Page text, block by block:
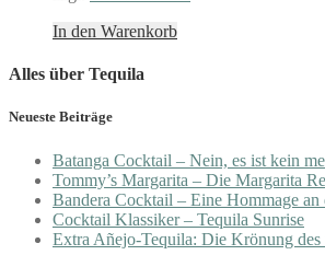
In den Warenkorb
Alles über Tequila
Neueste Beiträge
Batanga Cocktail – Nein, es ist kein
Tommy’s Margarita – Die Margarita
Bandera Cocktail – Eine Hommage
Cocktail Klassiker – Tequila Sunrise
Extra Añejo-Tequila: Die Krönung